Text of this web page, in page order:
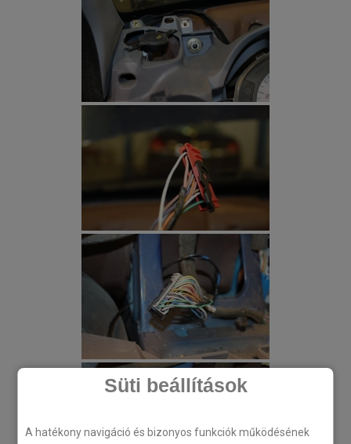
Süti beállítások
A hatékony navigáció és bizonyos funkciók működésének